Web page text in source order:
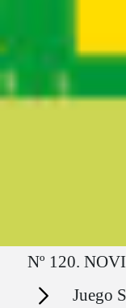
Ruta del sitio
Nº 120.
Secciones Juego